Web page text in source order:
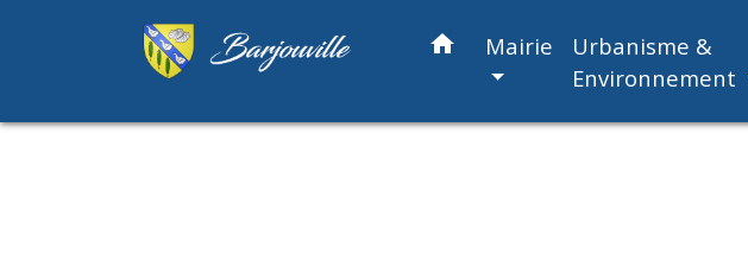
home Mairie
Urbanisme &
Environnement